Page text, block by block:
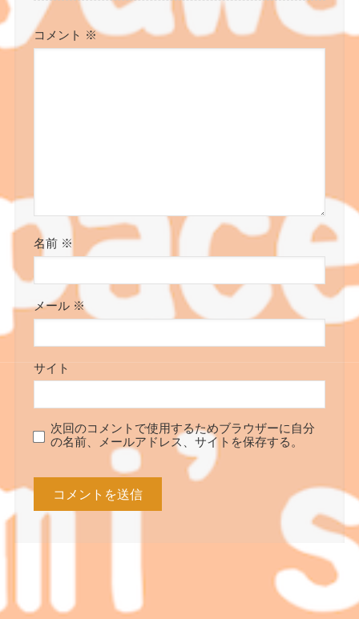
コメント ※
名前 ※
メール ※
サイト
次回のコメントで使用するためブラウザーに自分
の名前、メールアドレス、サイトを保存する。